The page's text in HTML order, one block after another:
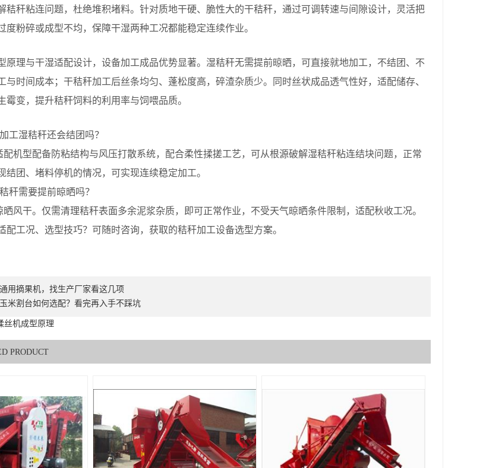
秸秆粘连问题，杜绝堆积堵料。针对质地干硬、脆性大的干秸秆，通过可调转速与间隙设计，灵活把
度粉碎或成型不均，保障干湿两种工况都能稳定连续作业。
理与干湿适配设计，设备加工成品优势显著。湿秸秆无需提前晾晒，可直接就地加工，不结团、不
与时间成本；干秸秆加工后丝条均匀、蓬松度高，碎渣杂质少。同时丝状成品透气性好，适配储存、
霉变，提升秸秆饲料的利用率与饲喂品质。
湿秸秆还会结团吗？
型配备防粘结构与风压打散系统，配合柔性揉搓工艺，可从根源破解湿秸秆粘连结块问题，正常
结团、堵料停机的情况，可实现连续稳定加工。
需要提前晾晒吗？
干。仅需清理秸秆表面多余泥浆杂质，即可正常作业，不受天气晾晒条件限制，适配秋收工况。
工况、选型技巧？可随时咨询，获取的秸秆加工设备选型方案。
用摘果机，找生产厂家看这几项
米割台如何选配？看完再入手不踩坑
丝机成型原理
PRODUCT